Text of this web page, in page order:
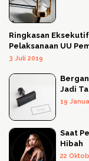
Ringkasan
Pelaksanaan UU
3 Juli 2019
Jadi
19
Saat
Hibah
22